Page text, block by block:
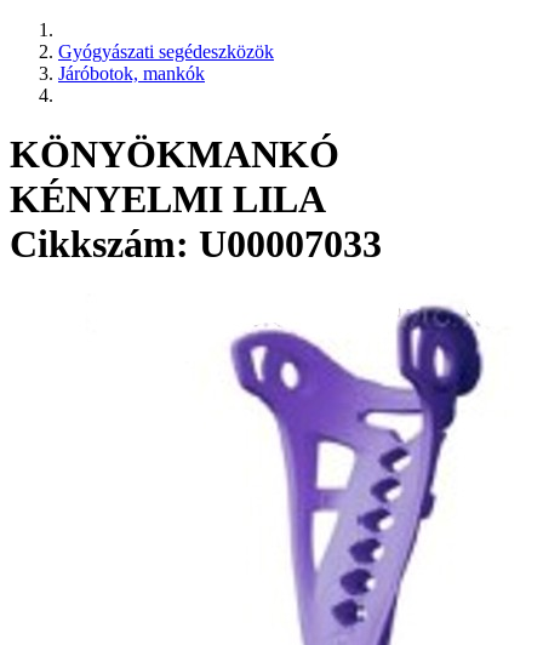
Gyógyászati segédeszközök
Járóbotok, mankók
KÖNYÖKMANKÓ
KÉNYELMI LILA
Cikkszám: U00007033